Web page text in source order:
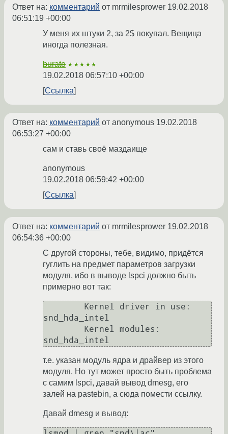
Ответ на: комментарий от mrmilesprower 19.02.2018
06:51:19 +00:00
У меня их штуки 2, за 2$ покупал. Вещица
иногда полезная.
burato ★★★★★
19.02.2018 06:57:10 +00:00
Ссылка
Ответ на: комментарий от anonymous 19.02.2018
06:53:27 +00:00
сам и ставь своё маздаище
anonymous
19.02.2018 06:59:42 +00:00
Ссылка
Ответ на: комментарий от mrmilesprower 19.02.2018
06:54:36 +00:00
С другой стороны, тебе, видимо, придётся
гуглить на предмет параметров загрузки
модуля, ибо в выводе lspci должно быть
примерно вот так:
snd_hda_intel
т.е. указан модуль ядра и драйвер из этого
модуля. Но тут может просто быть проблема
с самим lspci, давай вывод dmesg, его
залей на pastebin, а сюда помести ссылку.
Давай dmesg и вывод: